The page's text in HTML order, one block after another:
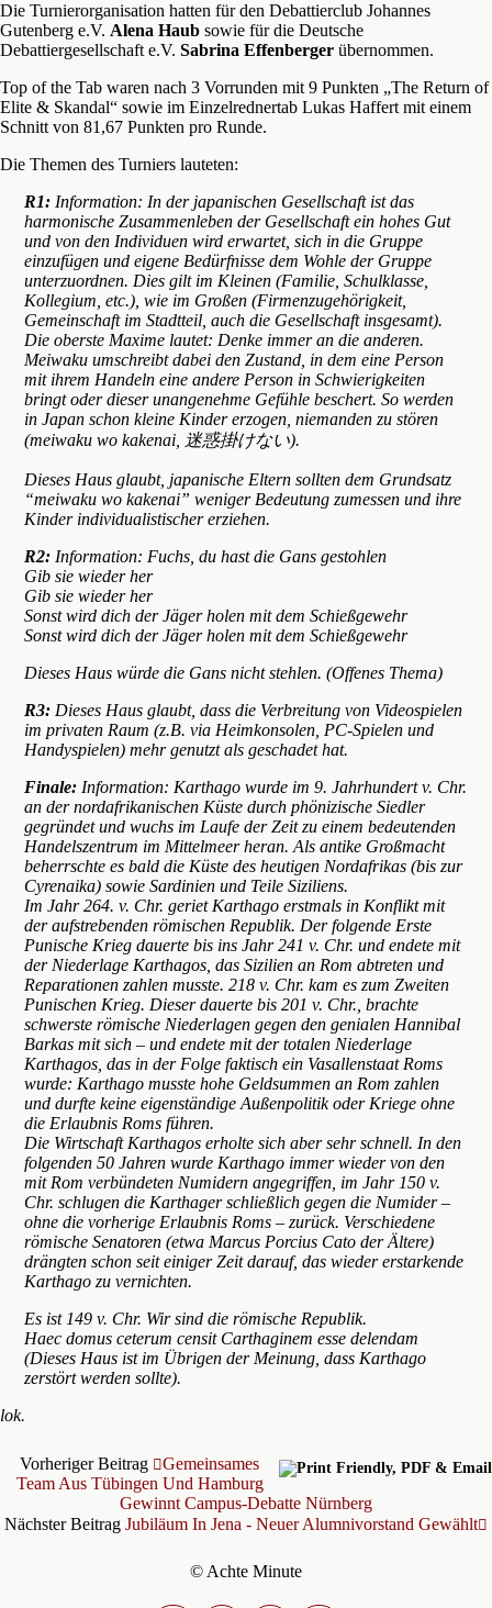
Die Turnierorganisation hatten für den Debattierclub Johannes
Gutenberg e.V. Alena Haub sowie für die Deutsche
Debattiergesellschaft e.V. Sabrina Effenberger übernommen.
Top of the Tab waren nach 3 Vorrunden mit 9 Punkten „The Return of
Elite & Skandal“ sowie im Einzelrednertab Lukas Haffert mit einem
Schnitt von 81,67 Punkten pro Runde.
Die Themen des Turniers lauteten:
R1: Information: In der japanischen Gesellschaft ist das
harmonische Zusammenleben der Gesellschaft ein hohes Gut
und von den Individuen wird erwartet, sich in die Gruppe
einzufügen und eigene Bedürfnisse dem Wohle der Gruppe
unterzuordnen. Dies gilt im Kleinen (Familie, Schulklasse,
Kollegium, etc.), wie im Großen (Firmenzugehörigkeit,
Gemeinschaft im Stadtteil, auch die Gesellschaft insgesamt).
Die oberste Maxime lautet: Denke immer an die anderen.
Meiwaku umschreibt dabei den Zustand, in dem eine Person
mit ihrem Handeln eine andere Person in Schwierigkeiten
bringt oder dieser unangenehme Gefühle beschert. So werden
in Japan schon kleine Kinder erzogen, niemanden zu stören
(meiwaku wo kakenai, 迷惑掛けない).
Dieses Haus glaubt, japanische Eltern sollten dem Grundsatz
“meiwaku wo kakenai” weniger Bedeutung zumessen und ihre
Kinder individualistischer erziehen.
R2: Information: Fuchs, du hast die Gans gestohlen
Gib sie wieder her
Gib sie wieder her
Sonst wird dich der Jäger holen mit dem Schießgewehr
Sonst wird dich der Jäger holen mit dem Schießgewehr
Dieses Haus würde die Gans nicht stehlen. (Offenes Thema)
R3: Dieses Haus glaubt, dass die Verbreitung von Videospielen
im privaten Raum (z.B. via Heimkonsolen, PC-Spielen und
Handyspielen) mehr genutzt als geschadet hat.
Finale: Information: Karthago wurde im 9. Jahrhundert v. Chr.
an der nordafrikanischen Küste durch phönizische Siedler
gegründet und wuchs im Laufe der Zeit zu einem bedeutenden
Handelszentrum im Mittelmeer heran. Als antike Großmacht
beherrschte es bald die Küste des heutigen Nordafrikas (bis zur
Cyrenaika) sowie Sardinien und Teile Siziliens.
Im Jahr 264. v. Chr. geriet Karthago erstmals in Konflikt mit
der aufstrebenden römischen Republik. Der folgende Erste
Punische Krieg dauerte bis ins Jahr 241 v. Chr. und endete mit
der Niederlage Karthagos, das Sizilien an Rom abtreten und
Reparationen zahlen musste. 218 v. Chr. kam es zum Zweiten
Punischen Krieg. Dieser dauerte bis 201 v. Chr., brachte
schwerste römische Niederlagen gegen den genialen Hannibal
Barkas mit sich – und endete mit der totalen Niederlage
Karthagos, das in der Folge faktisch ein Vasallenstaat Roms
wurde: Karthago musste hohe Geldsummen an Rom zahlen
und durfte keine eigenständige Außenpolitik oder Kriege ohne
die Erlaubnis Roms führen.
Die Wirtschaft Karthagos erholte sich aber sehr schnell. In den
folgenden 50 Jahren wurde Karthago immer wieder von den
mit Rom verbündeten Numidern angegriffen, im Jahr 150 v.
Chr. schlugen die Karthager schließlich gegen die Numider –
ohne die vorherige Erlaubnis Roms – zurück. Verschiedene
römische Senatoren (etwa Marcus Porcius Cato der Ältere)
drängten schon seit einiger Zeit darauf, das wieder erstarkende
Karthago zu vernichten.
Es ist 149 v. Chr. Wir sind die römische Republik.
Haec domus ceterum censit Carthaginem esse delendam
(Dieses Haus ist im Übrigen der Meinung, dass Karthago
zerstört werden sollte).
lok.
Vorheriger Beitrag
Gemeinsames
Team Aus Tübingen Und Hamburg
Gewinnt Campus-Debatte Nürnberg
Nächster Beitrag Jubiläum In Jena - Neuer Alumnivorstand Gewählt
© Achte Minute